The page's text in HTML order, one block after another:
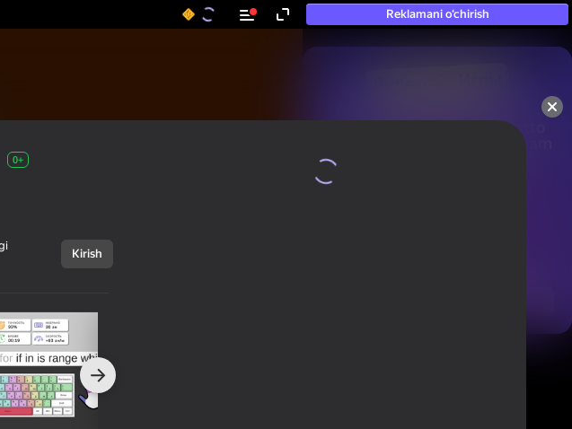
Reklamani o‘chirish
50+ eng yaxshi o‘yinlar, hatto
«o‘ynamaydigan» odamlar ham
0+
Kirish